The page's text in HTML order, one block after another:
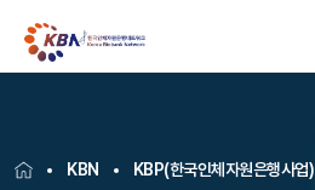
KBN KBP(한국인체자원은행사업)